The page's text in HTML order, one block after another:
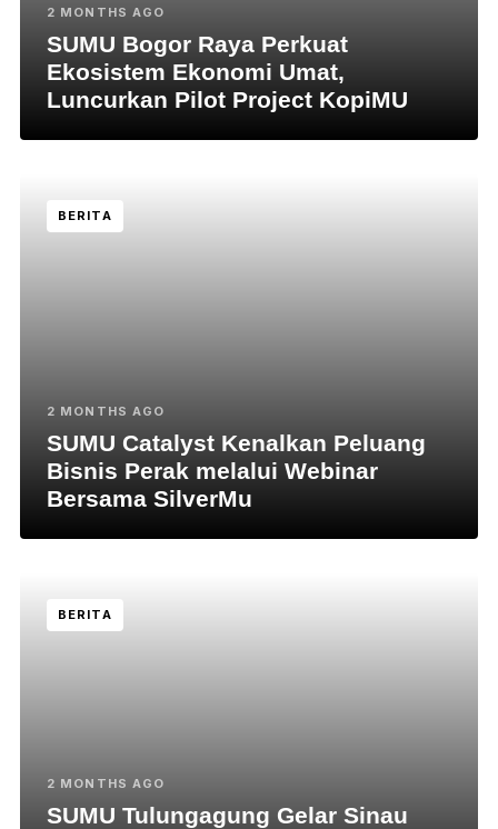
2 MONTHS AGO
SUMU Bogor Raya Perkuat
Ekosistem Ekonomi Umat,
Luncurkan Pilot Project KopiMU
BERITA
2 MONTHS AGO
SUMU Catalyst Kenalkan Peluang
Bisnis Perak melalui Webinar
Bersama SilverMu
BERITA
2 MONTHS AGO
SUMU Tulungagung Gelar Sinau